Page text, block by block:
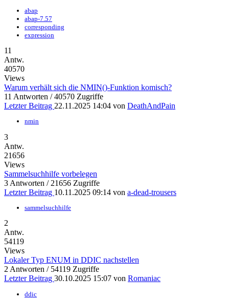
abap
abap-7.57
corresponding
expression
11
Antw.
40570
Views
Warum verhält sich die NMIN()-Funktion komisch?
11 Antworten / 40570 Zugriffe
Letzter Beitrag 22.11.2025 14:04 von DeathAndPain
nmin
3
Antw.
21656
Views
Sammelsuchhilfe vorbelegen
3 Antworten / 21656 Zugriffe
Letzter Beitrag 10.11.2025 09:14 von a-dead-trousers
sammelsuchhilfe
2
Antw.
54119
Views
Lokaler Typ ENUM in DDIC nachstellen
2 Antworten / 54119 Zugriffe
Letzter Beitrag 30.10.2025 15:07 von Romaniac
ddic